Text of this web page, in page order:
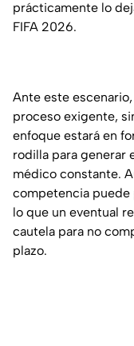
prácticamente lo
FIFA 2026.
Ante este
proceso exigente,
enfoque estará en
rodilla para generar
médico constante.
competencia puede
lo que un eventual
cautela para no
plazo.